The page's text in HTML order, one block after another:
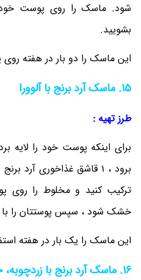
شود. ماسک را روی پوست
بشویید.
این ماسک را دو بار در هفته
15. ماسک آرد برنج با آلوورا
طرز تهیه :
برای اینکه پوست خود را لایه
ترکیب کنید و مخلوط را روی
خشک شود ، سپس پوستتان را با
این ماسک را یک بار در هفته
16. ماسک آرد برنج با زردچوبه، خامه و عسل